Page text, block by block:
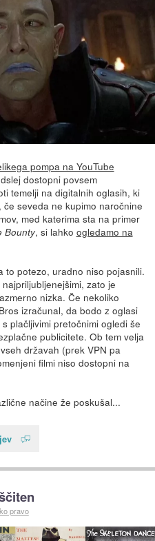
pompa na YouTube
dostopni povsem
temelji na digitalnih oglasih, ki
seveda ne kupimo naročnine
med katerima sta na primer
Bounty, si lahko ogledamo na
to potezo, uradno niso pojasnili.
zato je
nizka. Če nekoliko
izračunal, da bodo z oglasi
plačljivimi pretočnimi ogledi še
publicitete. Ob tem velja
državah (prek VPN pa
filmi niso dostopni na
načine že poskušal...
pravo